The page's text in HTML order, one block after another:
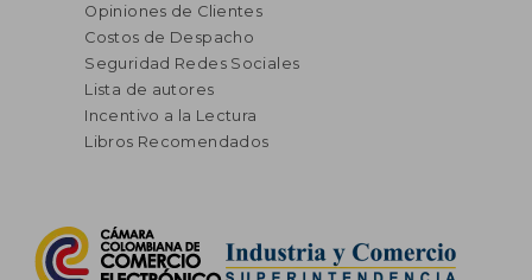
Opiniones de Clientes
Costos de Despacho
Seguridad Redes Sociales
Lista de autores
Incentivo a la Lectura
Libros Recomendados